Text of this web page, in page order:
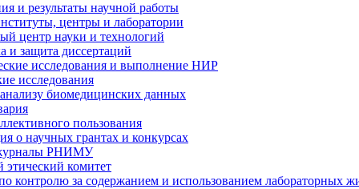
и результаты научной работы
центры и лаборатории
центр науки и технологий
и защита диссертаций
исследования и выполнение НИР
исследования
биомедицинских данных
пользования
о научных грантах и конкурсах
РНИМУ
этический комитет
контролю за содержанием и использованием лабораторных